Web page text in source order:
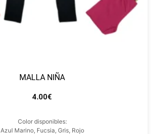
MALLA NIÑA
4.00€
Color disponibles:
Azul Marino, Fucsia, Gris, Rojo